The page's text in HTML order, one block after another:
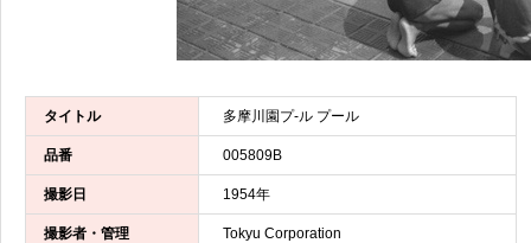
タイトル 多摩川園プ-ル プール
品番 005809B
撮影日 1954年
撮影者・管理 Tokyu Corporation